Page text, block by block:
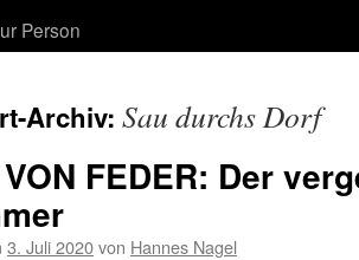
Person
Archiv: Sau durchs Dorf
FEDER: Der
3. Juli 2020von Hannes Nagel